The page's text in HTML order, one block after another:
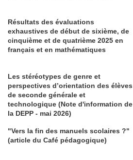
Résultats des évaluations
exhaustives de début de sixième, de
cinquième et de quatrième 2025 en
français et en mathématiques
Les stéréotypes de genre et
perspectives d’orientation des élèves
de seconde générale et
technologique (Note d'information de
la DEPP - mai 2026)
"Vers la fin des manuels scolaires ?"
(article du Café pédagogique)